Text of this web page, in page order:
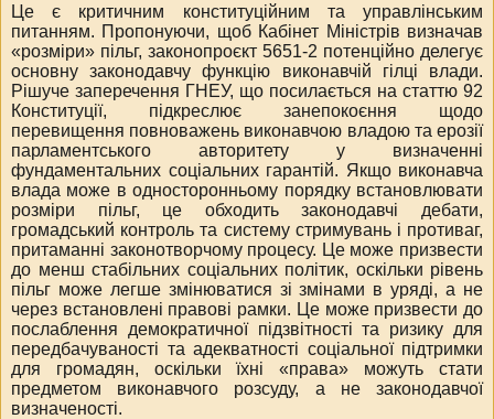
Це є критичним конституційним та управлінським
питанням. Пропонуючи, щоб Кабінет Міністрів визначав
«розміри» пільг, законопроєкт 5651-2 потенційно делегує
основну законодавчу функцію виконавчій гілці влади.
Рішуче заперечення ГНЕУ, що посилається на статтю 92
Конституції, підкреслює занепокоєння щодо
перевищення повноважень виконавчою владою та ерозії
парламентського авторитету у визначенні
фундаментальних соціальних гарантій. Якщо виконавча
влада може в односторонньому порядку встановлювати
розміри пільг, це обходить законодавчі дебати,
громадський контроль та систему стримувань і противаг,
притаманні законотворчому процесу. Це може призвести
до менш стабільних соціальних політик, оскільки рівень
пільг може легше змінюватися зі змінами в уряді, а не
через встановлені правові рамки. Це може призвести до
послаблення демократичної підзвітності та ризику для
передбачуваності та адекватності соціальної підтримки
для громадян, оскільки їхні «права» можуть стати
предметом виконавчого розсуду, а не законодавчої
визначеності.